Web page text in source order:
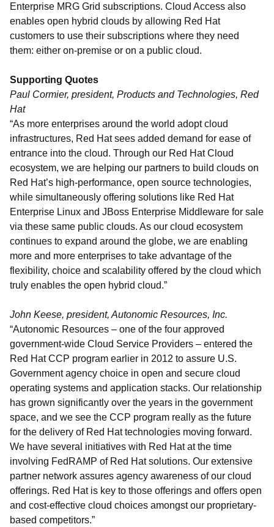
Enterprise MRG Grid subscriptions. Cloud Access also
enables open hybrid clouds by allowing Red Hat
customers to use their subscriptions where they need
them: either on-premise or on a public cloud.
Supporting Quotes
Paul Cormier, president, Products and Technologies, Red
Hat
“As more enterprises around the world adopt cloud
infrastructures, Red Hat sees added demand for ease of
entrance into the cloud. Through our Red Hat Cloud
ecosystem, we are helping our partners to build clouds on
Red Hat’s high-performance, open source technologies,
while simultaneously offering solutions like Red Hat
Enterprise Linux and JBoss Enterprise Middleware for sale
via these same public clouds. As our cloud ecosystem
continues to expand around the globe, we are enabling
more and more enterprises to take advantage of the
flexibility, choice and scalability offered by the cloud which
truly enables the open hybrid cloud.”
John Keese, president, Autonomic Resources, Inc.
“Autonomic Resources – one of the four approved
government-wide Cloud Service Providers – entered the
Red Hat CCP program earlier in 2012 to assure U.S.
Government agency choice in open and secure cloud
operating systems and application stacks. Our relationship
has grown significantly over the years in the government
space, and we see the CCP program really as the future
for the delivery of Red Hat technologies moving forward.
We have several initiatives with Red Hat at the time
involving FedRAMP of Red Hat solutions. Our extensive
partner network assures agency awareness of our cloud
offerings. Red Hat is key to those offerings and offers open
and cost-effective cloud choices amongst our proprietary-
based competitors.”